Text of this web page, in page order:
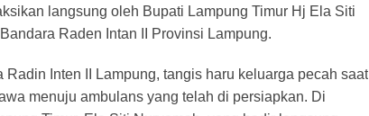
langsung oleh Bupati Lampung Timur Hj Ela Siti
Raden Intan II Provinsi Lampung.
Inten II Lampung, tangis haru keluarga pecah saat
menuju ambulans yang telah di persiapkan. Di